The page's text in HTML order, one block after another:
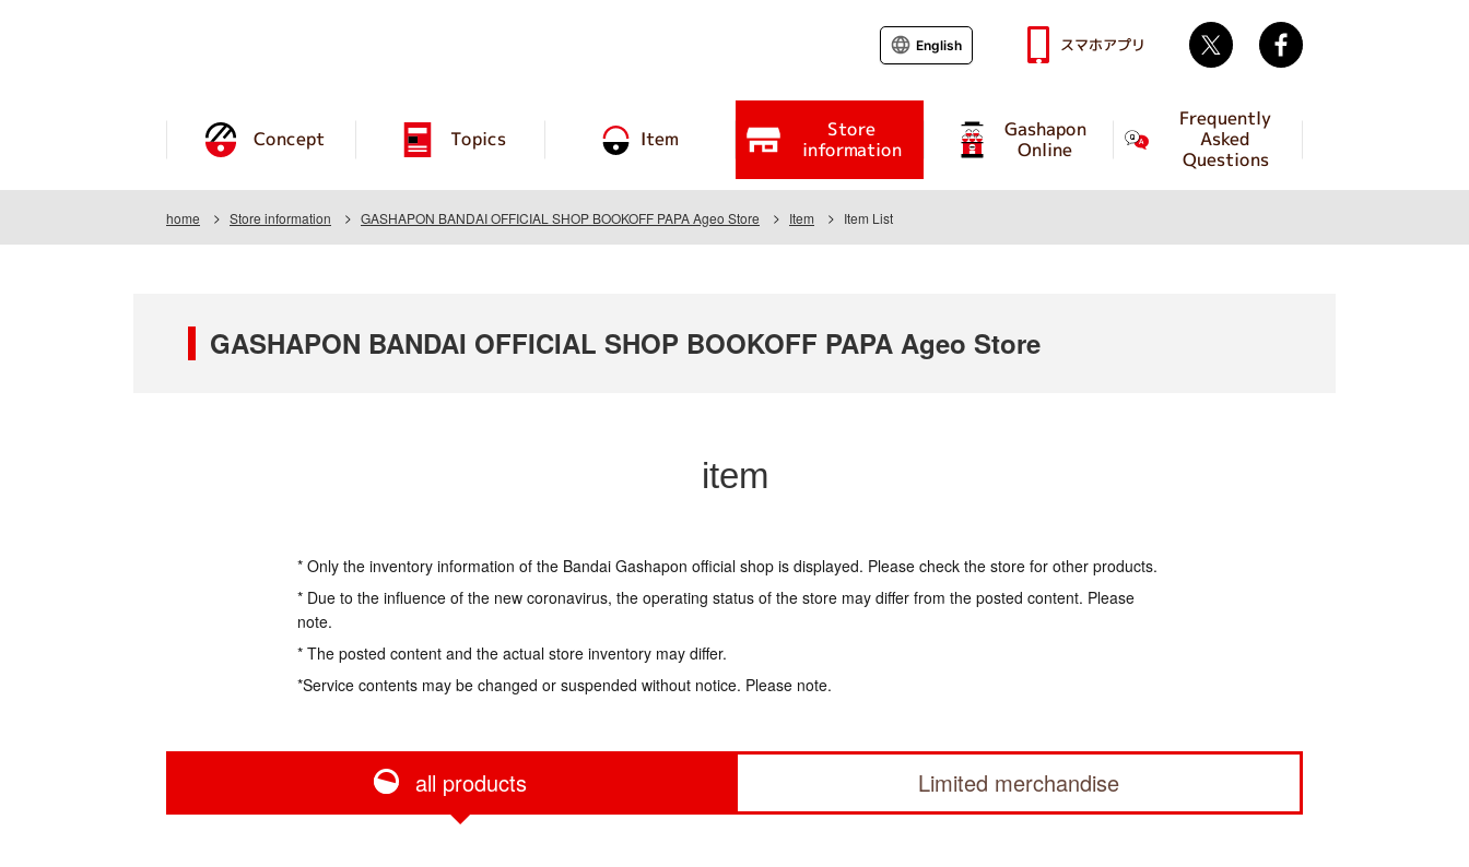
Concept Topics Item Store
information
Gashapon
Online
Frequently
Asked
Questions
English スマホアプリ Twitter
home Store information GASHAPON BANDAI OFFICIAL SHOP BOOKOFF PAPA Ageo Store Item Item List
GASHAPON BANDAI OFFICIAL SHOP BOOKOFF PAPA Ageo Store
item
* Only the inventory information of the Bandai Gashapon official shop is displayed. Please check the store for other products.
* Due to the influence of the new coronavirus, the operating status of the store may differ from the posted content. Please
note.
* The posted content and the actual store inventory may differ.
*Service contents may be changed or suspended without notice. Please note.
all products Limited merchandise